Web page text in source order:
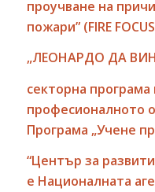
проучване на
пожари” (FIRE
„ЛЕОНАРДО ДА
секторна програма
професионалното
Програма „Учене
“Център за
е Националната